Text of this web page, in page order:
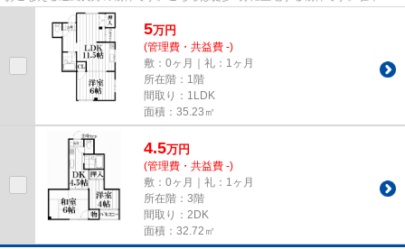
まで30mの物件です。できるだ...
5万円
(管理費・共益費 -)
敷：0ヶ月｜礼：1ヶ月
所在階：1階
間取り：1LDK
面積：35.23㎡
4.5万円
(管理費・共益費 -)
敷：0ヶ月｜礼：1ヶ月
所在階：3階
間取り：2DK
面積：32.72㎡